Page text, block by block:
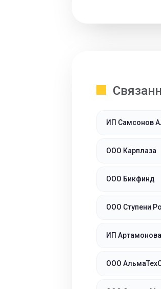
ИП Самсонов
ООО Карплаза
ООО Бикфинд
ООО Ступени
ИП
ООО